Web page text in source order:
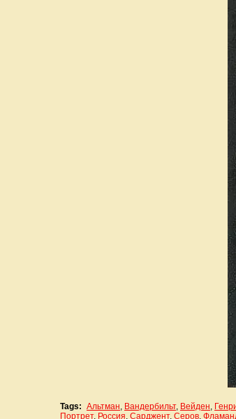
Tags: Альтман, Вандербильт, Вейден,
Портрет, Россия, Сарджент, Серов,